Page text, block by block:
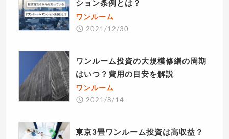
ション条例とは？
ワンルーム
2021/12/30
ワンルーム投資の大規模修繕の周期
はいつ？費用の目安を解説
ワンルーム
2021/8/14
東京3畳ワンルーム投資は高収益？